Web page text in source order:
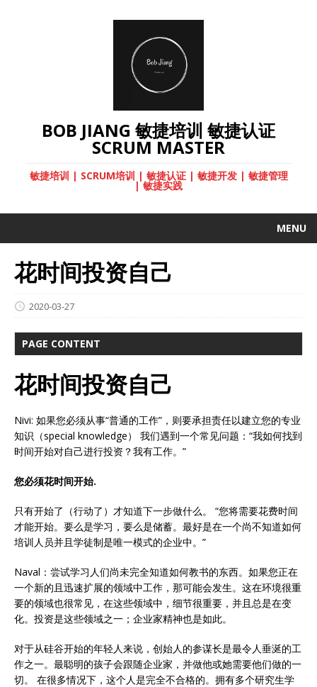
BOB JIANG 敏捷培训 敏捷认证
SCRUM MASTER
敏捷培训 | SCRUM培训 | 敏捷认证 | 敏捷开发 | 敏捷管理
| 敏捷实践
MENU
花时间投资自己
2020-03-27
PAGE CONTENT
花时间投资自己
Nivi: 如果您必须从事“普通的工作”，则要承担责任以建立您的专业
知识（special knowledge） 我们遇到一个常见问题：“我如何找到
时间开始对自己进行投资？我有工作。”
您必须花时间开始.
只有开始了（行动了）才知道下一步做什么。 “您将需要花费时间
才能开始。要么是学习，要么是储蓄。最好是在一个尚不知道如何
培训人员并且学徒制是唯一模式的企业中。”
Naval：尝试学习人们尚未完全知道如何教书的东西。如果您正在
一个新的且迅速扩展的领域中工作，那可能会发生。这在环境很重
要的领域也很常见，在这些领域中，细节很重要，并且总是在变
化。投资是这些领域之一；企业家精神也是如此。
对于从硅谷开始的年轻人来说，创始人的参谋长是最令人垂涎​​的工
作之一。最聪明的孩子会跟随企业家，并做他或她需要他们做的一
切。 在很多情况下，这个人是完全不合格的。拥有多个研究生学